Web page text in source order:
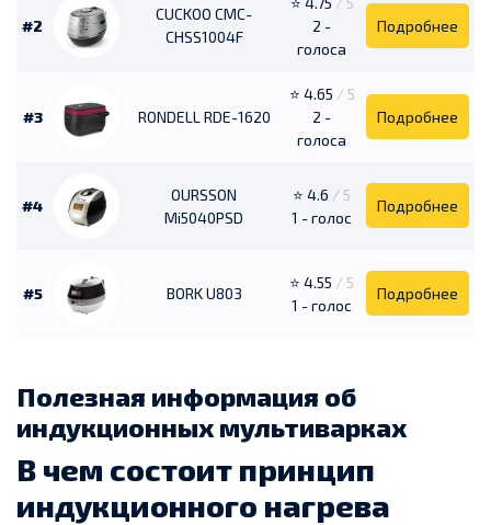
#2
CUCKOO CMC-
CHSS1004F
2 -
голоса
Подробнее
#3 RONDELL RDE-1620
⭐ 4.65 / 5
2 -
голоса
Подробнее
#4
OURSSON
Mi5040PSD
⭐ 4.6 / 5
1 - голос
Подробнее
#5 BORK U803
⭐ 4.55 / 5
1 - голос
Подробнее
Полезная информация об
индукционных мультиварках
В чем состоит принцип
индукционного нагрева